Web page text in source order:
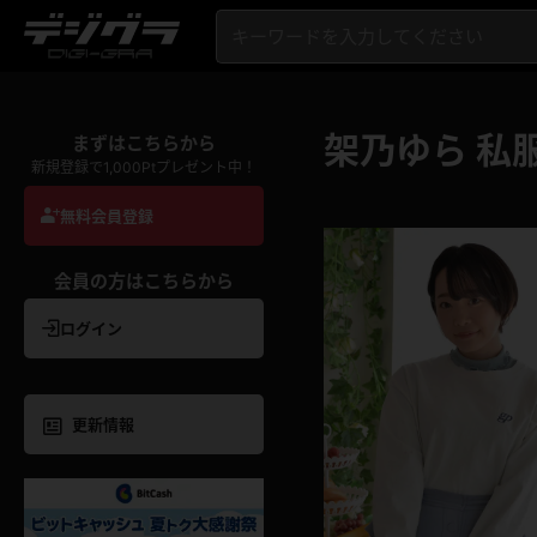
まずはこちらから
新規登録で1,000Ptプレゼント中！
無料会員登録
会員の方はこちらから
ログイン
更新情報
架乃ゆら 私